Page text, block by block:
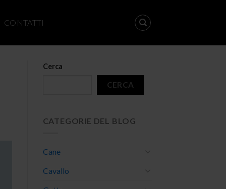
CONTATTI
Cerca
CERCA
CATEGORIE DEL BLOG
Cane
Cavallo